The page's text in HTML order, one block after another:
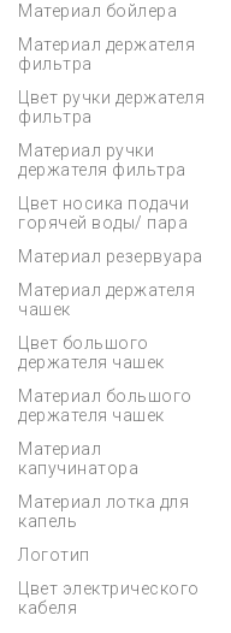
Материал бойлера
Материал держателя
фильтра
Цвет ручки держателя
фильтра
Материал ручки
держателя фильтра
Цвет носика подачи
горячей воды/ пара
Материал резервуара
Материал держателя
чашек
Цвет большого
держателя чашек
Материал большого
держателя чашек
Материал
капучинатора
Материал лотка для
капель
Логотип
Цвет электрического
кабеля